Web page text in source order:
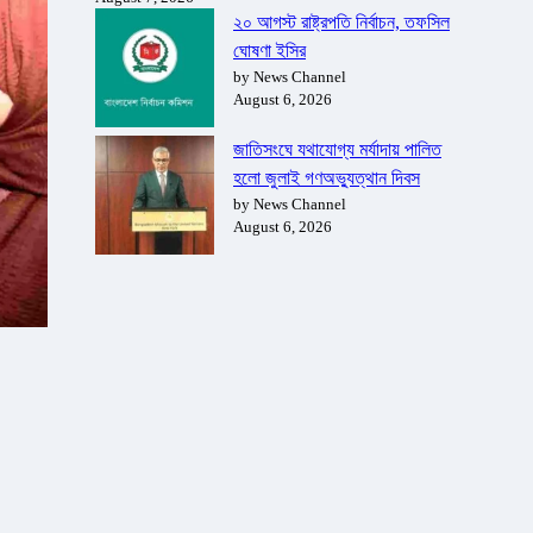
২০ আগস্ট রাষ্ট্রপতি নির্বাচন, তফসিল
ঘোষণা ইসির
by News Channel
August 6, 2026
জাতিসংঘে যথাযোগ্য মর্যাদায় পালিত
হলো জুলাই গণঅভ্যুত্থান দিবস
by News Channel
August 6, 2026